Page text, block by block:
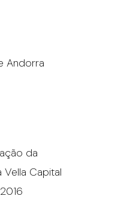
Andorra
da
Capital